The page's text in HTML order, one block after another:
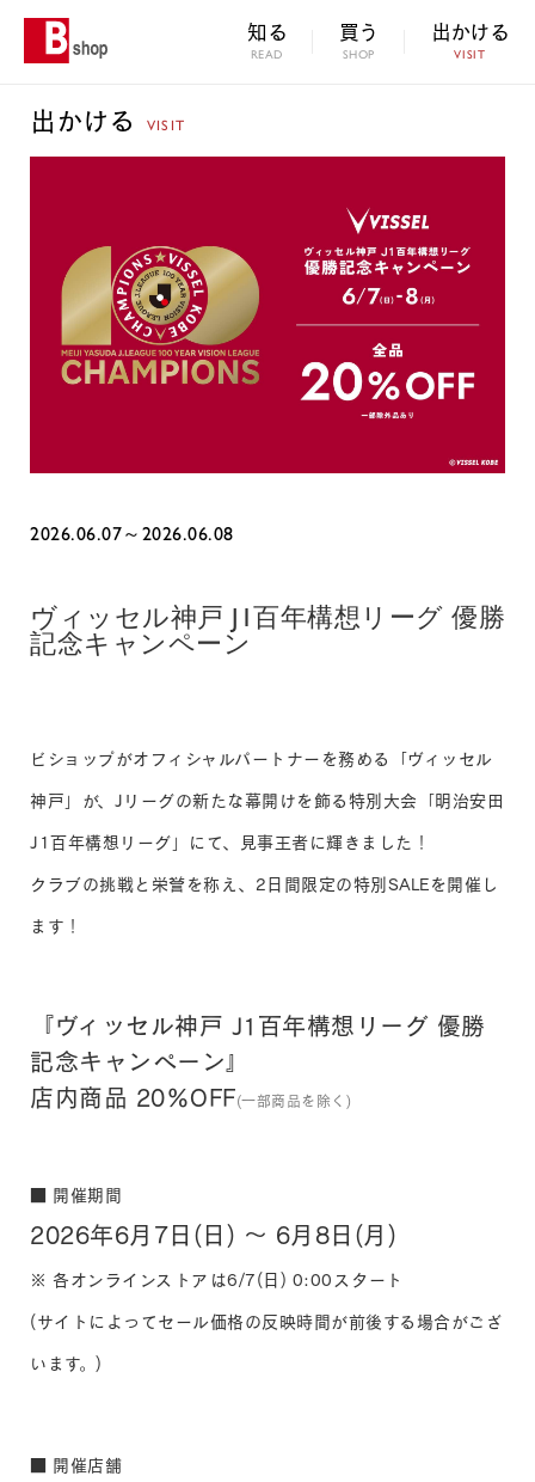
知る
READ
買う
SHOP
出かける
VISIT
出かける VISIT
2026.06.07～2026.06.08
ヴィッセル神戸 J1百年構想リーグ 優勝
記念キャンペーン
ビショップがオフィシャルパートナーを務める「ヴィッセル
神戸」が、Jリーグの新たな幕開けを飾る特別大会「明治安田
J1百年構想リーグ」にて、見事王者に輝きました！
クラブの挑戦と栄誉を称え、2日間限定の特別SALEを開催し
ます！
『ヴィッセル神戸 J1百年構想リーグ 優勝
記念キャンペーン』
店内商品 20％OFF(一部商品を除く)
■ 開催期間
2026年6月7日(日) ～ 6月8日(月)
※ 各オンラインストアは6/7(日) 0:00スタート
(サイトによってセール価格の反映時間が前後する場合がござ
います。)
■ 開催店舗